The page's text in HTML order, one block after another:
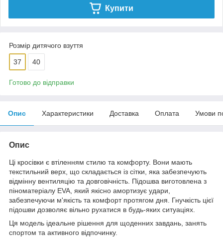
Купити
Розмір дитячого взуття
37 40
Готово до відправки
Опис Характеристики Доставка Оплата Умови
Опис
Ці кросівки є втіленням стилю та комфорту. Вони мають
текстильний верх, що складається із сітки, яка забезпечують
відмінну вентиляцію та довговічність. Підошва виготовлена з
піноматеріалу EVA, який якісно амортизує удари,
забезпечуючи м'якість та комфорт протягом дня. Гнучкість цієї
підошви дозволяє вільно рухатися в будь-яких ситуаціях.
Ця модель ідеальне рішення для щоденних завдань, занять
спортом та активного відпочинку.